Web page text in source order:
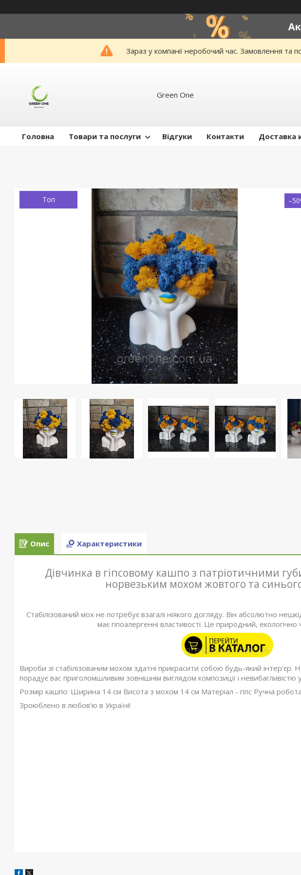
Зараз у компанії неробочий час. Замовлення та
Green One
Головна Товари та послуги Відгуки Контакти Доставка
Топ
Опис Характеристики
Дівчинка в гіпсовому кашпо з патріотичними
норвезьким мохом жовтого та
Стабілізований мох не потребує взагалі ніякого догляду. Він абсолютно
має гіпоалергенні властивості. Це природний, екологічно
Вироби зі стабілізованим мохом здатні прикрасити собою будь-який інтер'єр.
порадує вас приголомшливим зовнішнім виглядом композиції і невибагливістю
Розмір кашпо: Ширина 14 см Висота з мохом 14 см Матеріал - гіпс Ручна робота
Зроюблено в любов'ю в Україні!